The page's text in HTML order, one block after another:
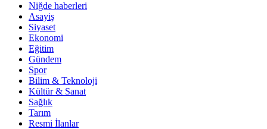
Niğde haberleri
Asayiş
Siyaset
Ekonomi
Eğitim
Gündem
Spor
Bilim & Teknoloji
Kültür & Sanat
Sağlık
Tarım
Resmi İlanlar